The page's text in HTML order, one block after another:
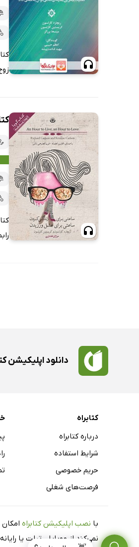
دانلود اپلیکیشن
کتابراه
درباره کتابراه
شرایط استفاده
حریم خصوصی
فرصت‌های شغلی
با نصب اپلیکیشن کتابراه
نمی‌کند از موبایل، تبلت یا